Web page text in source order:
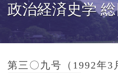
政治経済史学
第三〇九号（1992年3